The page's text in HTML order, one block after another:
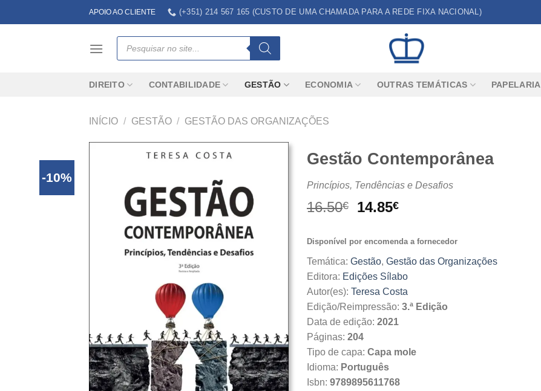
to
APOIO AO CLIENTE (+351) 214 567 165 (CUSTO DE UMA CHAMADA PARA A REDE FIXA NACIONAL)
Products
search
DIREITO CONTABILIDADE GESTÃO ECONOMIA OUTRAS TEMÁTICAS PAPELARIA
INÍCIO / GESTÃO / GESTÃO DAS ORGANIZAÇÕES
-10%
Gestão Contemporânea
Princípios, Tendências e Desafios
16.50€
O
original
era:
16.50€.
14.85€O
atual
é:
14.85€.
Disponível por encomenda a fornecedor
Temática: Gestão, Gestão das Organizações
Editora: Edições Sílabo
Autor(es): Teresa Costa
Edição/Reimpressão: 3.ª Edição
Data de edição: 2021
Páginas: 204
Tipo de capa: Capa mole
Idioma: Português
Isbn: 9789895611768